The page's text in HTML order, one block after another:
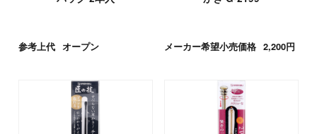
参考上代 オープン メーカー希望小売価格 2,200円